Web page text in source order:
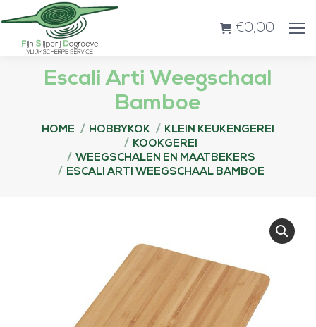
€0,00
Escali Arti Weegschaal
Bamboe
Je bent hier:
HOME HOBBYKOK
KLEIN KEUKENGEREI
KOOKGEREI
WEEGSCHALEN EN MAATBEKERS
ESCALI ARTI WEEGSCHAAL BAMBOE